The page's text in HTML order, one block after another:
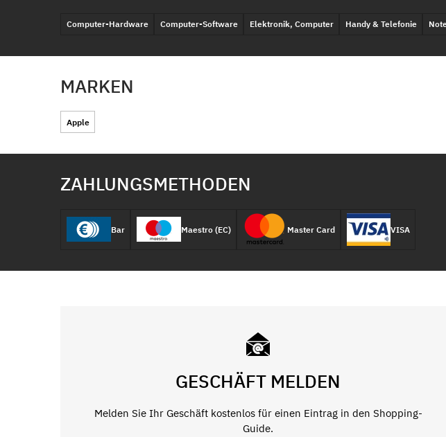
Computer-Hardware Computer-Software Elektronik, Computer Handy & Telefonie
MARKEN
Apple
ZAHLUNGSMETHODEN
Bar Maestro (EC) Master Card VISA
GESCHÄFT MELDEN
Melden Sie Ihr Geschäft kostenlos für einen Eintrag in den Shopping-
Guide.